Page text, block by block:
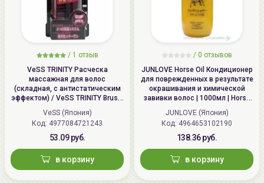
/ 1 отзыв
VeSS TRINITY Расческа
массажная для волос
(складная, с антистатическим
эффектом) / VeSS TRINITY Brush,
TY-780
VeSS (Япония)
Код: 4977084721243
53.09 руб.
в корзину
/ 0 отзывов
JUNLOVE Horse Oil Кондиционер
для поврежденных в результате
окрашивания и химической
завивки волос | 1000мл | Horse
Oil Conditioner
JUNLOVE (Япония)
Код: 4964653102190
138.36 руб.
в корзину